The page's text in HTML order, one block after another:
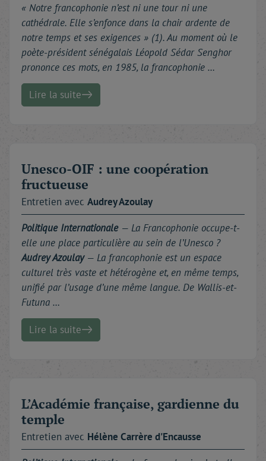
« Notre francophonie n’est ni une tour ni une
cathédrale. Elle s’enfonce dans la chair ardente de
notre temps et ses exigences » (1). Au moment où le
poète-président sénégalais Léopold Sédar Senghor
prononce ces mots, en 1985, la francophonie …
Lire la suite
Unesco-OIF : une coopération
fructueuse
Entretien avec AudreyAzoulay
Politique Internationale — La Francophonie occupe-t-
elle une place particulière au sein de l’Unesco ?
Audrey Azoulay— La francophonie est un espace
culturel très vaste et hétérogène et, en même temps,
unifié par l’usage d’une même langue. De Wallis-et-
Futuna …
Lire la suite
L’Académie française, gardienne du
temple
Entretien avec Hélène Carrère d'Encausse